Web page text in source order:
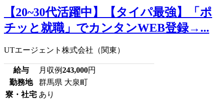
【20~30代活躍中】【タイパ最強】「ポ
チッと就職」でカンタンWEB登録→...
UTエージェント株式会社（関東）
給与 月収例243,000円
勤務地
群馬県 大泉町
寮・社宅 あり